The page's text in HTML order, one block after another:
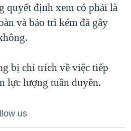
quyết định xem có phải là
và bảo trì kém đã gây
bị chỉ trích về việc tiếp
lực lượng tuần duyên.
us